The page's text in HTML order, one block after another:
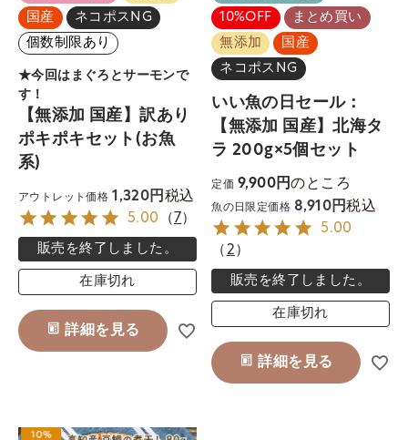
国産
ネコポスNG
個数制限あり
★今回はまぐろとサーモンで
す！
【無添加 国産】訳あり
ポキポキセット(お魚
系)
アウトレット価格 1,320 税込
5.00 （ 7 ）
販売を終了しました。
在庫切れ
詳細を見る
10%OFF
まとめ買い
無添加
国産
ネコポスNG
いい魚の日セール：
【無添加 国産】北海タ
ラ 200g×5個セット
定価 9,900 のところ
魚の日限定価格 8,910 税込
5.00
（ 2 ）
販売を終了しました。
在庫切れ
詳細を見る